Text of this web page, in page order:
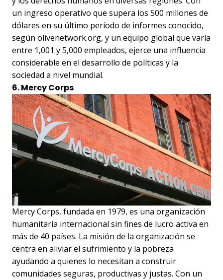
un ingreso operativo que supera los 500 millones de
dólares en su último período de informes conocido,
según olivenetwork.org, y un equipo global que varía
entre 1,001 y 5,000 empleados, ejerce una influencia
considerable en el desarrollo de políticas y la
sociedad a nivel mundial.
6. Mercy Corps
Mercy Corps, fundada en 1979, es una organización
humanitaria internacional sin fines de lucro activa en
más de 40 países. La misión de la organización se
centra en aliviar el sufrimiento y la pobreza
ayudando a quienes lo necesitan a construir
comunidades seguras, productivas y justas. Con un